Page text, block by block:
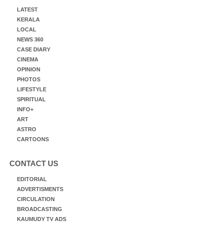
LATEST
KERALA
LOCAL
NEWS 360
CASE DIARY
CINEMA
OPINION
PHOTOS
LIFESTYLE
SPIRITUAL
INFO+
ART
ASTRO
CARTOONS
CONTACT US
EDITORIAL
ADVERTISMENTS
CIRCULATION
BROADCASTING
KAUMUDY TV ADS